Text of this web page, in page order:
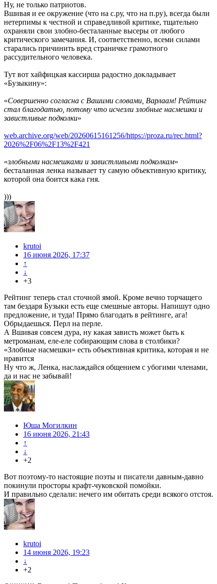
Ну, не только патриотов.
Вшивая и ее окружение (что на с.ру, что на п.ру), всегда были
нетерпимы к честной и справедливой критике, тщательно
охраняли свои злобно-бесталанные высеры от любого
критического замечания. И, соответственно, всеми силами
старались причинить вред страничке грамотного
рассудительного человека.
Тут вот хайфицкая кассирша радостно докладывает
«Бузыкину»:
«Совершенно согласна с Вашими словами, Варлаам! Рейтинг
стал благодатью, потому что исчезли злобные насмешки и
завистливые подколки»
web.archive.org/web/20260615161256/https://proza.ru/rec.html?
2026%2F06%2F13%2F421
«злобными насмешками и завистливыми подколкам»
бесталанная ленка называет ту самую объективную критику,
которой она боится кака гня.
)))
krutoi
16 июня 2026, 17:37
↑
↓
+3
Рейтинг теперь стал сточной ямой. Кроме вечно торчащего
там бездаря Бузыки есть еще смешные авторы. Напишут одно
предложение, и туда! Прямо благодать в рейтинге, ага!
Обрыдаешься. Перл на перле.
А Вшивая совсем дура, ну какая зависть может быть к
метроманам, еле-еле собирающим слова в столбики?
«Злобные насмешки» есть объективная критика, которая и не
нравится
Ну что ж, Ленка, наслаждайся общением с убогими членами,
да и нас не забывай!
Юша Могилкин
16 июня 2026, 21:43
↑
↓
+2
Вот поэтому-то настоящие поэты и писатели давным-давно
покинули просторы крафт-чуковской помойки.
И правильно сделали: нечего им обитать среди всякого отстоя.
krutoi
14 июня 2026, 19:23
↓
+2